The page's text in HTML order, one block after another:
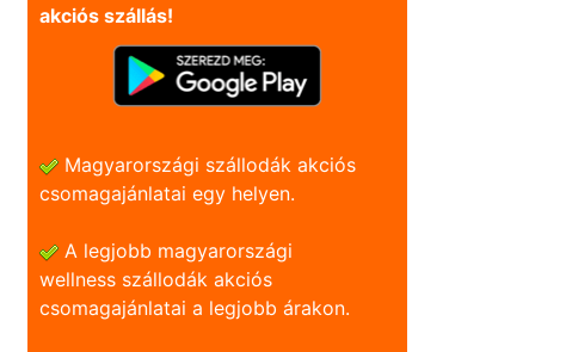
akciós szállás!
Magyarországi szállodák akciós
csomagajánlatai egy helyen.
A legjobb magyarországi
wellness szállodák akciós
csomagajánlatai a legjobb árakon.